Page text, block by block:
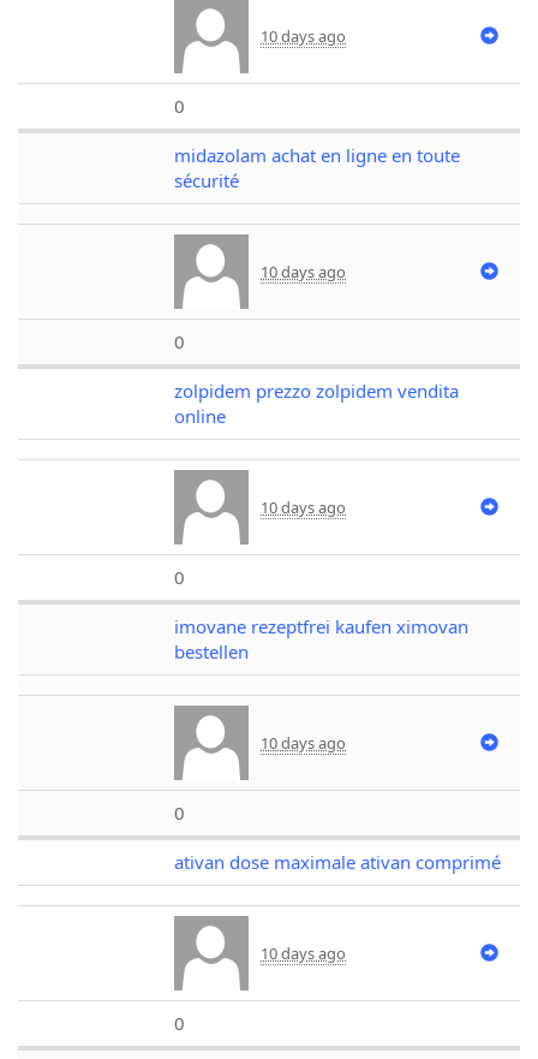
10 days ago
0
midazolam achat en ligne en toute
sécurité
10 days ago
0
zolpidem prezzo zolpidem vendita
online
10 days ago
0
imovane rezeptfrei kaufen ximovan
bestellen
10 days ago
0
ativan dose maximale ativan comprimé
10 days ago
0